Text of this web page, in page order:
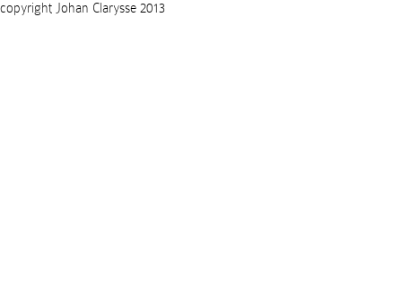
copyright Johan Clarysse 2013